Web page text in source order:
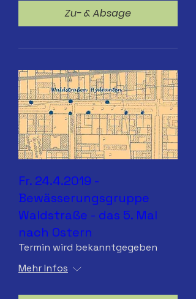
Zu- & Absage
Fr. 24.4.2019 -
Bewässerungsgruppe
Waldstraße - das 5. Mal
nach Ostern
Termin wird bekanntgegeben
Mehr Infos